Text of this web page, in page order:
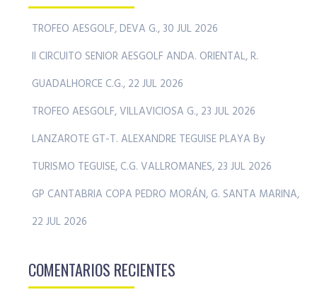
TROFEO AESGOLF, DEVA G., 30 JUL 2026
II CIRCUITO SENIOR AESGOLF ANDA. ORIENTAL, R.
GUADALHORCE C.G., 22 JUL 2026
TROFEO AESGOLF, VILLAVICIOSA G., 23 JUL 2026
LANZAROTE GT-T. ALEXANDRE TEGUISE PLAYA By
TURISMO TEGUISE, C.G. VALLROMANES, 23 JUL 2026
GP CANTABRIA COPA PEDRO MORÁN, G. SANTA MARINA,
22 JUL 2026
COMENTARIOS RECIENTES